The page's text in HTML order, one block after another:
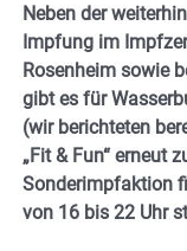
Neben der
Impfung im
Rosenheim sowie
gibt es für
(wir berichteten
„Fit & Fun“ erneut
Sonderimpfaktion
von 16 bis 22 Uhr